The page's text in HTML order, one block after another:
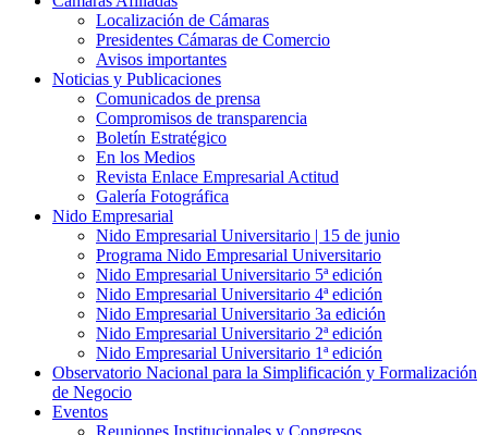
Localización de Cámaras
Presidentes Cámaras de Comercio
Avisos importantes
Noticias y Publicaciones
Comunicados de prensa
Compromisos de transparencia
Boletín Estratégico
En los Medios
Revista Enlace Empresarial Actitud
Galería Fotográfica
Nido Empresarial
Nido Empresarial Universitario | 15 de junio
Programa Nido Empresarial Universitario
Nido Empresarial Universitario 5ª edición
Nido Empresarial Universitario 4ª edición
Nido Empresarial Universitario 3a edición
Nido Empresarial Universitario 2ª edición
Nido Empresarial Universitario 1ª edición
Observatorio Nacional para la Simplificación y Formalización
de Negocio
Eventos